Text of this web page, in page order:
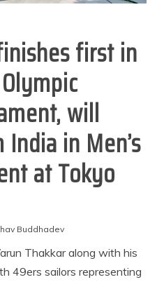
first in
will
in Men’s
at Tokyo
Buddhadev
Thakkar along with his
49ers sailors representing